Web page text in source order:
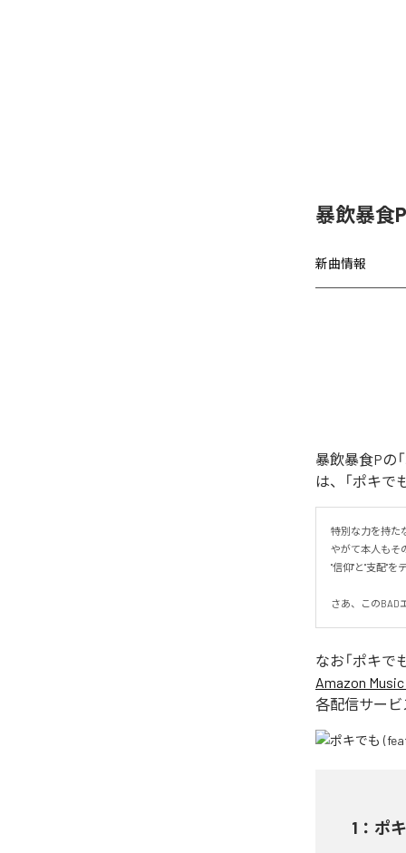
暴飲暴食
新曲情報
暴飲暴食Pの
は、「ポキで
特別な力を持た
やがて本人もそ
"信仰"と"支配"を
さあ、このBAD
なお「ポキで
Amazon
各配信サービ
1 ： ポ